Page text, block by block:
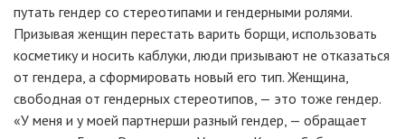
путать гендер со стереотипами и гендерными ролями.
Призывая женщин перестать варить борщи, использовать
косметику и носить каблуки, люди призывают не отказаться
от гендера, а сформировать новый его тип. Женщина,
свободная от гендерных стереотипов, — это тоже гендер.
«У меня и у моей партнерши разный гендер, — обращает